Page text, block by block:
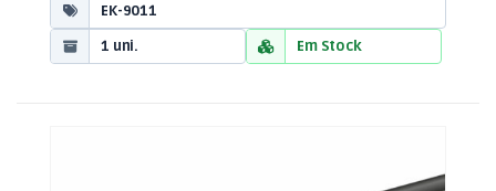
EK-9011
1 uni.
Em Stock